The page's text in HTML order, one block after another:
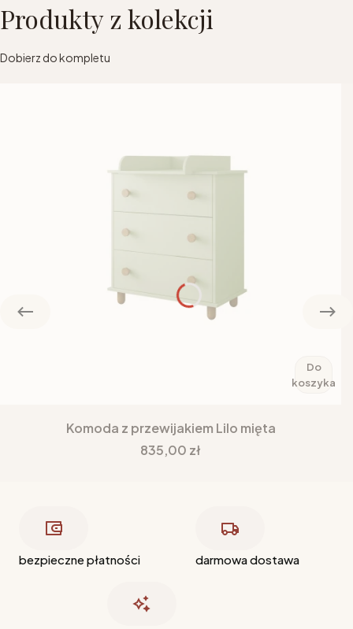
Produkty z kolekcji
Dobierz do kompletu
Do
koszyka
Komoda z przewijakiem Lilo mięta
Cena
835,00 zł
bezpieczne płatności darmowa dostawa